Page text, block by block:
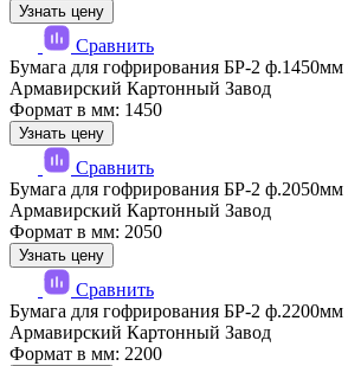
Узнать цену
Сравнить
Бумага для гофрирования БР-2 ф.1450мм
Армавирский Картонный Завод
Формат в мм: 1450
Узнать цену
Сравнить
Бумага для гофрирования БР-2 ф.2050мм
Армавирский Картонный Завод
Формат в мм: 2050
Узнать цену
Сравнить
Бумага для гофрирования БР-2 ф.2200мм
Армавирский Картонный Завод
Формат в мм: 2200